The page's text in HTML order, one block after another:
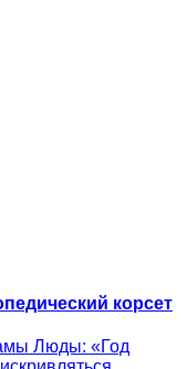
корсет
Люды: «Год